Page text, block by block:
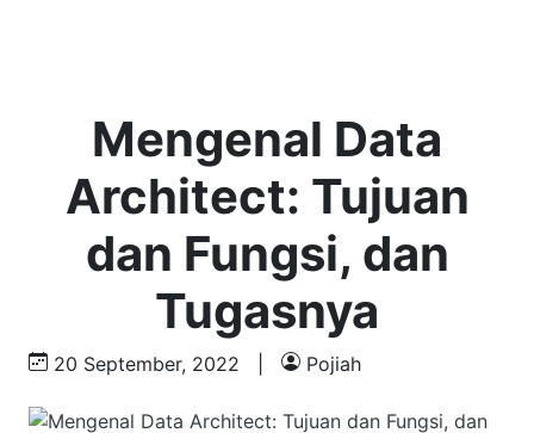
Mengenal Data
Architect: Tujuan
dan Fungsi, dan
Tugasnya
20 September, 2022 Pojiah